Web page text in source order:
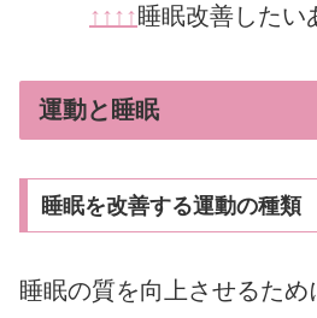
↑↑↑↑睡眠改善したい
運動と睡眠
睡眠を改善する運動の種類
睡眠の質を向上させるた